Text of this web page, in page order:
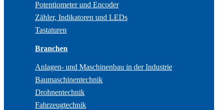
Potentiometer und Encoder
Zähler, Indikatoren und LEDs
Tastaturen
Branchen
Anlagen- und Maschinenbau in der Industrie
Baumaschinentechnik
Drohnentechnik
Fahrzeugtechnik